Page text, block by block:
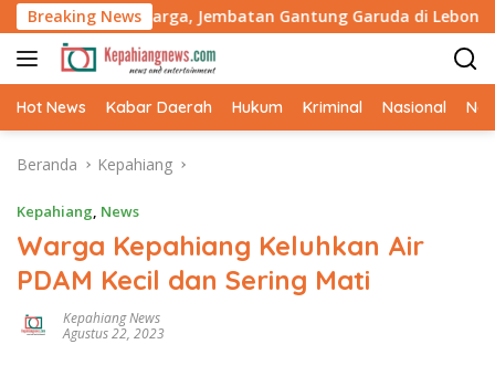
Langsung
ke
konten
Breaking News
Warga, Jembatan Gantung Garuda di Lebong Hampir
Hot News Kabar Daerah Hukum Kriminal Nasional
Beranda Kepahiang
Kepahiang, News
Warga Kepahiang Keluhkan Air
PDAM Kecil dan Sering Mati
Kepahiang News
Agustus 22, 2023